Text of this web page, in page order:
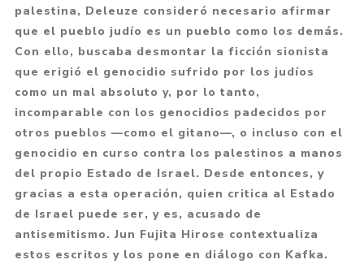
palestina, Deleuze consideró necesario afirmar
que el pueblo judío es un pueblo como los demás.
Con ello, buscaba desmontar la ficción sionista
que erigió el genocidio sufrido por los judíos
como un mal absoluto y, por lo tanto,
incomparable con los genocidios padecidos por
otros pueblos —como el gitano—, o incluso con el
genocidio en curso contra los palestinos a manos
del propio Estado de Israel. Desde entonces, y
gracias a esta operación, quien critica al Estado
de Israel puede ser, y es, acusado de
antisemitismo. Jun Fujita Hirose contextualiza
estos escritos y los pone en diálogo con Kafka.